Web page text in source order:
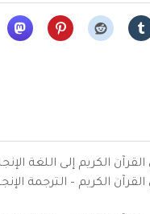
الكريم إلى اللغة
الكريم – الترجمة